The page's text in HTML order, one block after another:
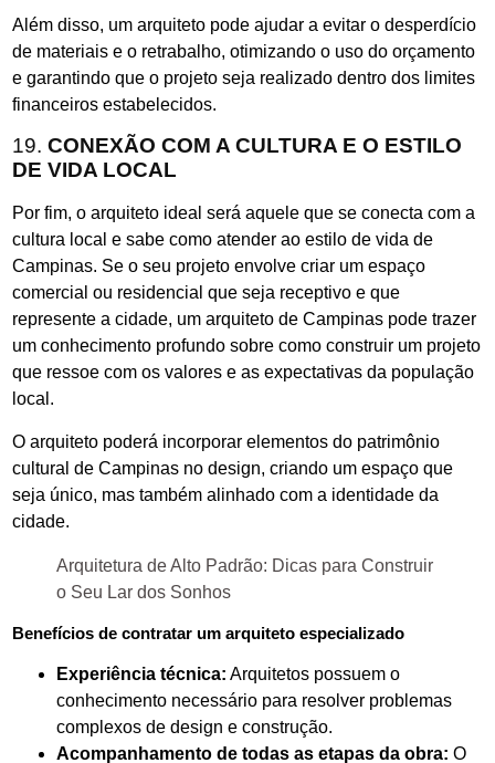
Além disso, um arquiteto pode ajudar a evitar o desperdício
de materiais e o retrabalho, otimizando o uso do orçamento
e garantindo que o projeto seja realizado dentro dos limites
financeiros estabelecidos.
19. CONEXÃO COM A CULTURA E O ESTILO
DE VIDA LOCAL
Por fim, o arquiteto ideal será aquele que se conecta com a
cultura local e sabe como atender ao estilo de vida de
Campinas. Se o seu projeto envolve criar um espaço
comercial ou residencial que seja receptivo e que
represente a cidade, um arquiteto de Campinas pode trazer
um conhecimento profundo sobre como construir um projeto
que ressoe com os valores e as expectativas da população
local.
O arquiteto poderá incorporar elementos do patrimônio
cultural de Campinas no design, criando um espaço que
seja único, mas também alinhado com a identidade da
cidade.
Arquitetura de Alto Padrão: Dicas para Construir
o Seu Lar dos Sonhos
Benefícios de contratar um arquiteto especializado
Experiência técnica: Arquitetos possuem o
conhecimento necessário para resolver problemas
complexos de design e construção.
Acompanhamento de todas as etapas da obra: O